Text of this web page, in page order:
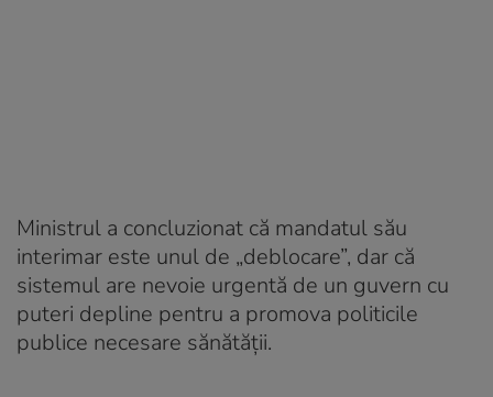
Ministrul a concluzionat că mandatul său
interimar este unul de „deblocare”, dar că
sistemul are nevoie urgentă de un guvern cu
puteri depline pentru a promova politicile
publice necesare sănătății.